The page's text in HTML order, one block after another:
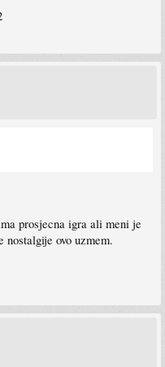
prosjecna igra ali meni je
ovo uzmem.